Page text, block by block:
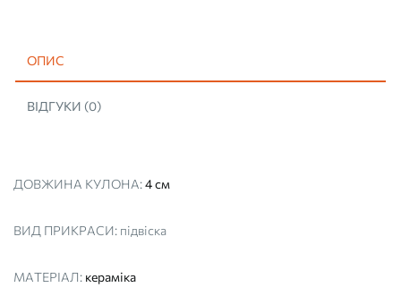
ОПИС
ВІДГУКИ (0)
ДОВЖИНА КУЛОНА:4 см
ВИД ПРИКРАСИ: підвіска
МАТЕРІАЛ: кераміка